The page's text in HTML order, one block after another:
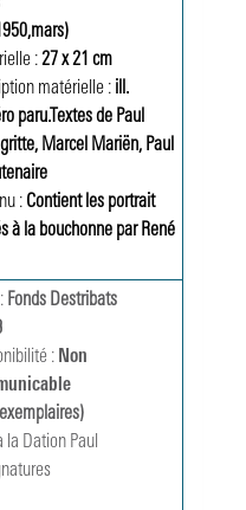
: 27 x 21 cm
matérielle : ill.
paru.Textes de Paul
Marcel Mariën, Paul
: Contient les portrait
à la bouchonne par René
Fonds Destribats
: Non
la Dation Paul